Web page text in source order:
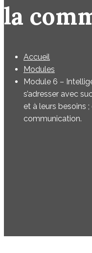
la
Accueil
Modules
Module 6 –
s’adresser avec
et à leurs besoins
communication.